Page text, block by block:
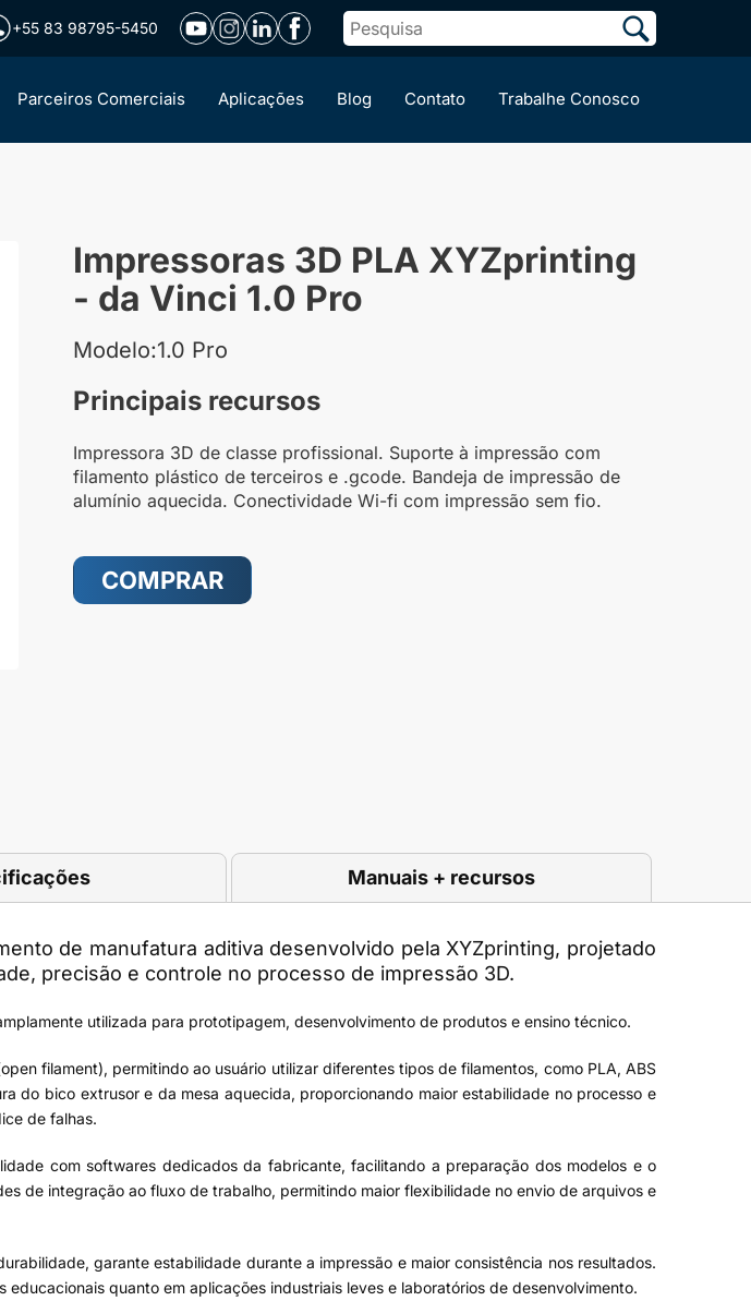
+55 83 98795-5450
Parceiros Comerciais Aplicações Blog Contato Trabalhe Conosco
Impressoras 3D PLA XYZprinting
- da Vinci 1.0 Pro
Modelo:1.0 Pro
Principais recursos
Impressora 3D de classe profissional. Suporte à impressão com
filamento plástico de terceiros e .gcode. Bandeja de impressão de
alumínio aquecida. Conectividade Wi-fi com impressão sem fio.
COMPRAR
Manuais + recursos
de manufatura aditiva desenvolvido pela XYZprinting, projetado
precisão e controle no processo de impressão 3D.
utilizada para prototipagem, desenvolvimento de produtos e ensino técnico.
filament), permitindo ao usuário utilizar diferentes tipos de filamentos, como PLA, ABS
do bico extrusor e da mesa aquecida, proporcionando maior estabilidade no processo e
de falhas.
com softwares dedicados da fabricante, facilitando a preparação dos modelos e o
de integração ao fluxo de trabalho, permitindo maior flexibilidade no envio de arquivos e
garante estabilidade durante a impressão e maior consistência nos resultados.
quanto em aplicações industriais leves e laboratórios de desenvolvimento.